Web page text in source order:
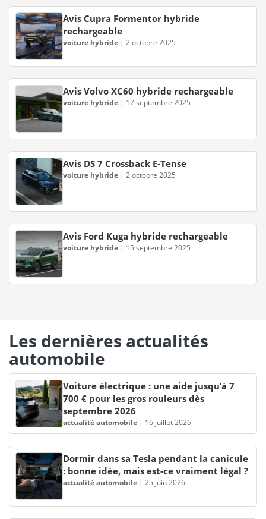
Avis Cupra Formentor hybride
rechargeable
voiture hybride | 2 octobre 2025
Avis Volvo XC60 hybride rechargeable
voiture hybride | 17 septembre 2025
Avis DS 7 Crossback E-Tense
voiture hybride | 2 octobre 2025
Avis Ford Kuga hybride rechargeable
voiture hybride | 15 septembre 2025
Les dernières actualités
automobile
Voiture électrique : une aide jusqu’à 7
700 € pour les gros rouleurs dès
septembre 2026
actualité automobile | 16 juillet 2026
Dormir dans sa Tesla pendant la canicule
: bonne idée, mais est-ce vraiment légal ?
actualité automobile | 25 juin 2026